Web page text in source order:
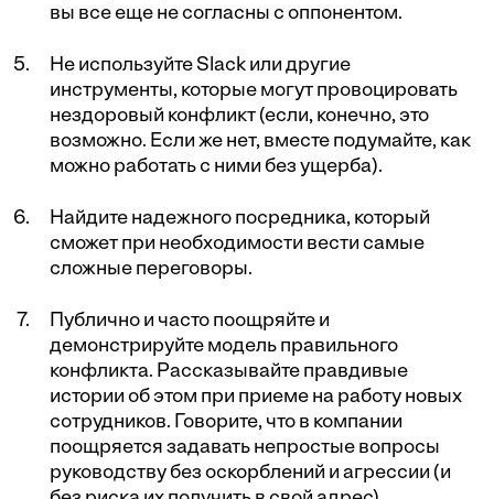
вы все еще не согласны с оппонентом.
Не используйте Slack или другие
инструменты, которые могут провоцировать
нездоровый конфликт (если, конечно, это
возможно. Если же нет, вместе подумайте, как
можно работать с ними без ущерба).
Найдите надежного посредника, который
сможет при необходимости вести самые
сложные переговоры.
Публично и часто поощряйте и
демонстрируйте модель правильного
конфликта. Рассказывайте правдивые
истории об этом при приеме на работу новых
сотрудников. Говорите, что в компании
поощряется задавать непростые вопросы
руководству без оскорблений и агрессии (и